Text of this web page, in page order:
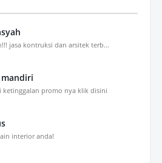
jasa kontruksi dan arsitek terb...
ketinggalan promo nya klik disini
interior anda!